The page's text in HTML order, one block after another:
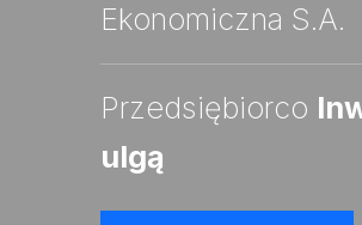
Ekonomiczna S.A.
Przedsiębiorco
ulgą